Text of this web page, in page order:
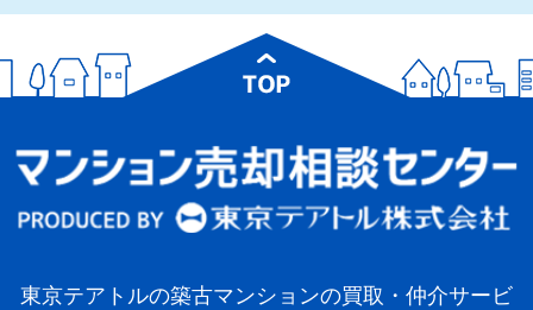
東京テアトルの築古マンションの買取・仲介サービ